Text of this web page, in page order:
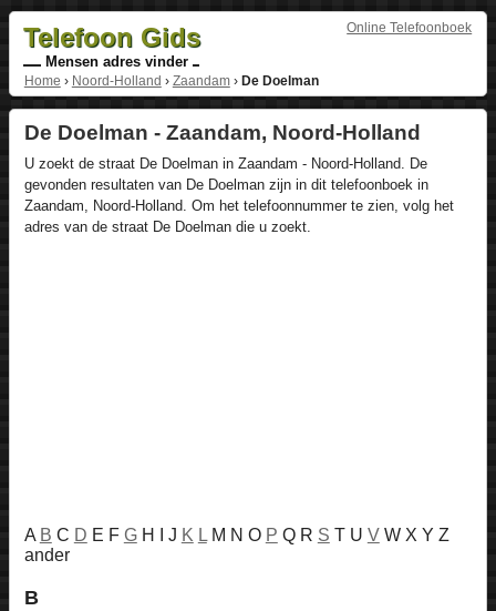
Online Telefoonboek
Telefoon Gids
Mensen adres vinder
Home › Noord-Holland › Zaandam› De Doelman
De Doelman - Zaandam, Noord-Holland
U zoekt de straat De Doelman in Zaandam - Noord-Holland. De
gevonden resultaten van De Doelman zijn in dit telefoonboek in
Zaandam, Noord-Holland. Om het telefoonnummer te zien, volg het
adres van de straat De Doelman die u zoekt.
A B C D E F GH I J K LM N O P Q R S T U V W X Y Z
ander
B